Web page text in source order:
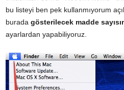
bu listeyi ben pek kullanmıyorum
burada gösterilecek madde
ayarlardan yapabiliyoruz.